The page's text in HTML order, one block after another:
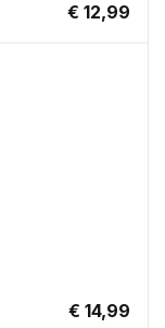
€ 12,99
€ 14,99